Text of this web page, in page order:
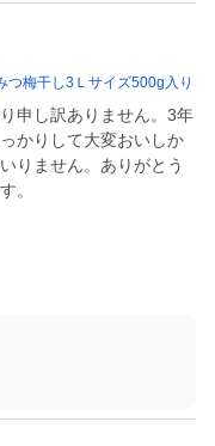
梅干し3Ｌサイズ500g入り
申し訳ありません。3年
かりして大変おいしか
りません。ありがとう
。